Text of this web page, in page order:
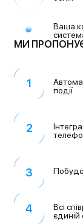
Ваша
МИ
події
Всі
єдиній